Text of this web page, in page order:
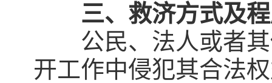
三、救济方式及程
公民、法人或者其
开工作中侵犯其合法